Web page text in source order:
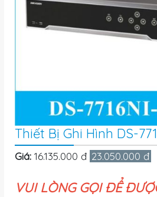
Thiết Bị Ghi Hình DS-
Giá: 16.135.000 đ 23.050.000 đ
VUI LÒNG GỌI ĐỂ